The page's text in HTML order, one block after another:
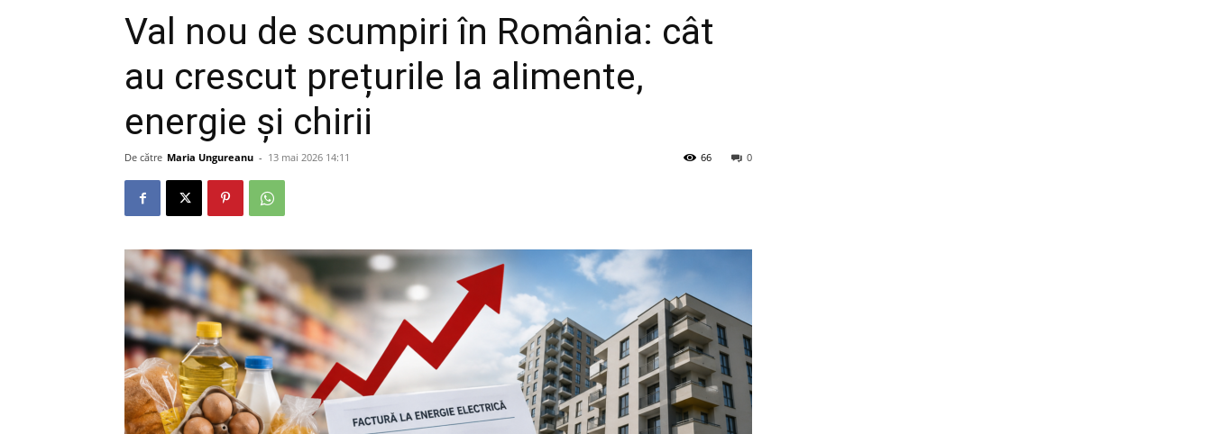
Val nou de scumpiri în România: cât
au crescut prețurile la alimente,
energie și chirii
De către Maria Ungureanu - 13 mai 2026 14:11 0
66